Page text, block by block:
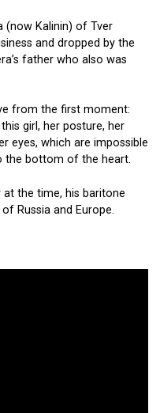
(now Kalinin) of Tver
and dropped by the
father who also was
from the first moment:
girl, her posture, her
eyes, which are impossible
the bottom of the heart.
at the time, his baritone
Russia and Europe.